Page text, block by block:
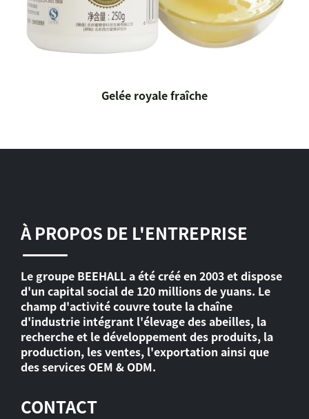
Gelée royale fraîche
À PROPOS DE L'ENTREPRISE
Le groupe BEEHALL a été créé en 2003 et dispose
d'un capital social de 120 millions de yuans. Le
champ d'activité couvre toute la chaîne
d'industrie intégrant l'élevage des abeilles, la
recherche et le développement des produits, la
production, les ventes, l'exportation ainsi que
des services OEM & ODM.
CONTACT